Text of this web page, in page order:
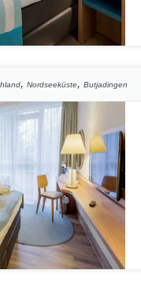
,Nordseeküste,Butjadingen